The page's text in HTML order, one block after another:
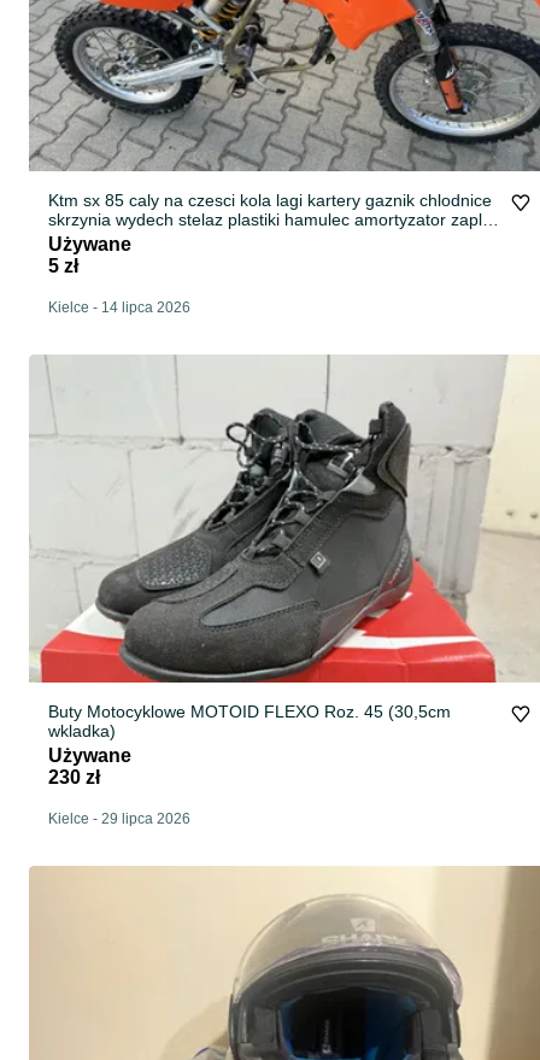
Ktm sx 85 caly na czesci kola lagi kartery gaznik chlodnice
skrzynia wydech stelaz plastiki hamulec amortyzator zaplon
modul pompa dekiel sprzeglo
Używane
5 zł
Kielce - 14 lipca 2026
Buty Motocyklowe MOTOID FLEXO Roz. 45 (30,5cm
wkladka)
Używane
230 zł
Kielce - 29 lipca 2026